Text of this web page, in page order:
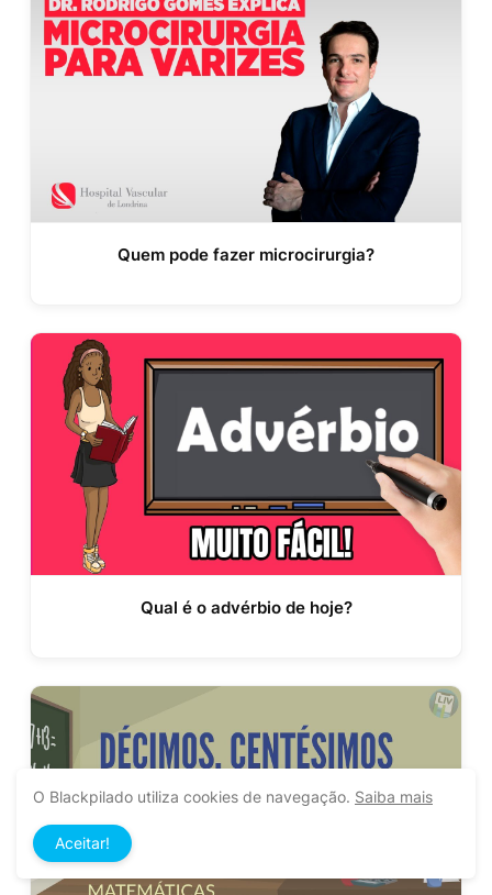
Quem pode fazer microcirurgia?
Qual é o advérbio de hoje?
O Blackpilado utiliza cookies de navegação. Saiba mais
Aceitar!